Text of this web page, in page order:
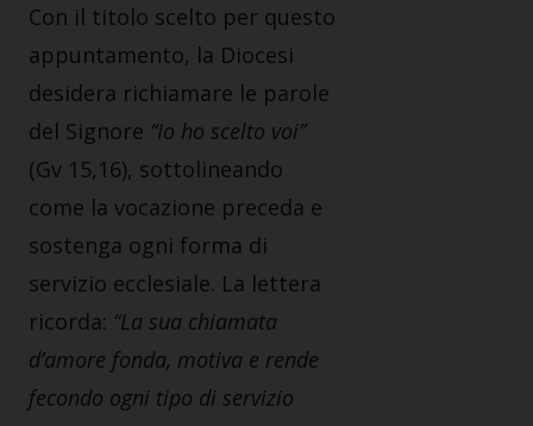
Con il titolo scelto per questo
appuntamento, la Diocesi
desidera richiamare le parole
del Signore “Io ho scelto voi”
(Gv 15,16), sottolineando
come la vocazione preceda e
sostenga ogni forma di
servizio ecclesiale. La lettera
ricorda: “La sua chiamata
d’amore fonda, motiva e rende
fecondo ogni tipo di servizio